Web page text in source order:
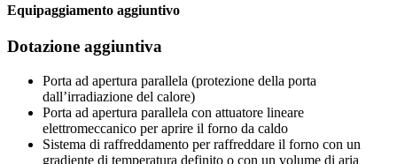
Equipaggiamento aggiuntivo
Dotazione aggiuntiva
Porta ad apertura parallela (protezione della porta
dall’irradiazione del calore)
Porta ad apertura parallela con attuatore lineare
elettromeccanico per aprire il forno da caldo
Sistema di raffreddamento per raffreddare il forno con un
gradiente di temperatura definito o con un volume di aria